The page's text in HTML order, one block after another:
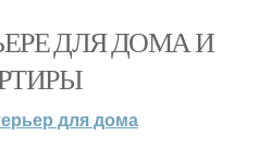
ДЛЯ ДОМА И
для дома